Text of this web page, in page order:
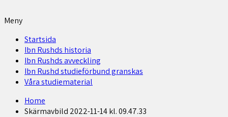
Meny
Startsida
Ibn Rushds historia
Ibn Rushds avveckling
Ibn Rushd studieförbund granskas​
Våra studiematerial
Home
Skärmavbild 2022-11-14 kl. 09.47.33